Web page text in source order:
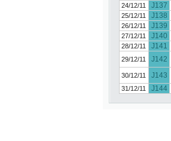
24/12/11
J137
25/12/11
J138
26/12/11
J139
27/12/11
J140
28/12/11
J141
29/12/11
J142
30/12/11 J143
31/12/11
J144